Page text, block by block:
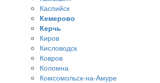
Каспийск
Кемерово
Керчь
Киров
Кисловодск
Ковров
Коломна
Комсомольск-на-Амуре